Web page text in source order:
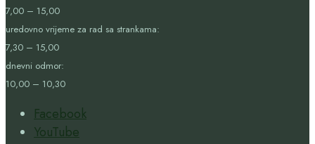
7,00 – 15,00
uredovno vrijeme za rad sa strankama:
7,30 – 15,00
dnevni odmor:
10,00 – 10,30
Facebook
YouTube